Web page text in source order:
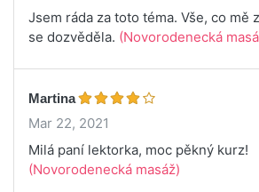
Jsem ráda za toto téma. Vše, co mě
se dozvěděla. (Novorodenecká
Martina
Mar 22, 2021
Milá paní lektorka, moc pěkný kurz!
(Novorodenecká masáž)